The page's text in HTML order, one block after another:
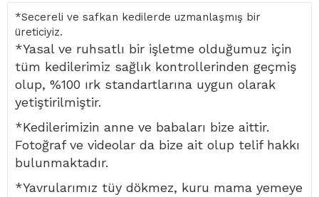
*Secereli ve safkan kedilerde uzmanlaşmış bir
üreticiyiz.
*Yasal ve ruhsatlı bir işletme olduğumuz için
tüm kedilerimiz sağlık kontrollerinden geçmiş
olup, %100 ırk standartlarına uygun olarak
yetiştirilmiştir.
*Kedilerimizin anne ve babaları bize aittir.
Fotoğraf ve videolar da bize ait olup telif hakkı
bulunmaktadır.
*Yavrularımız tüy dökmez, kuru mama yemeye